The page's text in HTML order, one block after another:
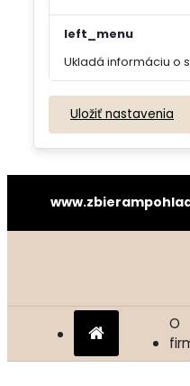
left_menu
Ukladá informáciu o
Uložiť nastavenia
O